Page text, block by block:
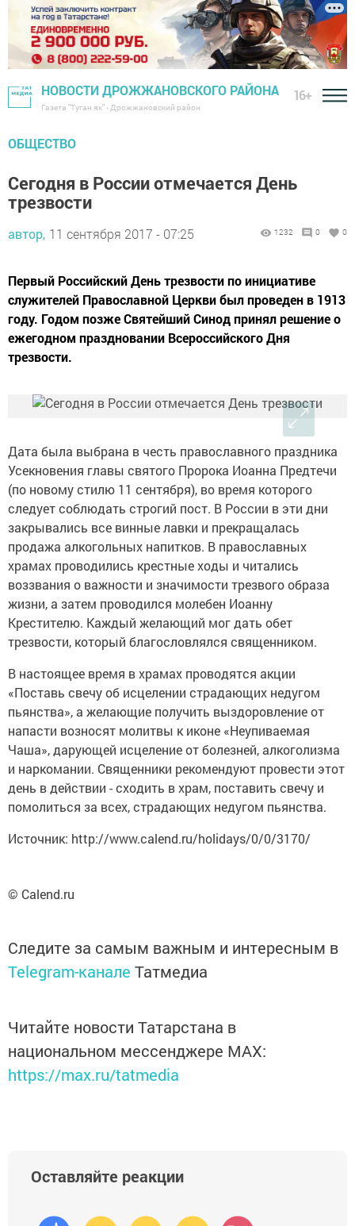
НОВОСТИ ДРОЖЖАНОВСКОГО РАЙОНА
Газета "Туган як" - Дрожжановский район
16+
ОБЩЕСТВО
Сегодня в России отмечается День
трезвости
автор, 11 сентября 2017 - 07:25 1232 0 0
Первый Российский День трезвости по инициативе
служителей Православной Церкви был проведен в 1913
году. Годом позже Святейший Синод принял решение о
ежегодном праздновании Всероссийского Дня
трезвости.
Дата была выбрана в честь православного праздника
Усекновения главы святого Пророка Иоанна Предтечи
(по новому стилю 11 сентября), во время которого
следует соблюдать строгий пост. В России в эти дни
закрывались все винные лавки и прекращалась
продажа алкогольных напитков. В православных
храмах проводились крестные ходы и читались
воззвания о важности и значимости трезвого образа
жизни, а затем проводился молебен Иоанну
Крестителю. Каждый желающий мог дать обет
трезвости, который благословлялся священником.
В настоящее время в храмах проводятся акции
«Поставь свечу об исцелении страдающих недугом
пьянства», а желающие получить выздоровление от
напасти возносят молитвы к иконе «Неупиваемая
Чаша», дарующей исцеление от болезней, алкоголизма
и наркомании. Священники рекомендуют провести этот
день в действии - сходить в храм, поставить свечу и
помолиться за всех, страдающих недугом пьянства.
Источник: http://www.calend.ru/holidays/0/0/3170/
© Calend.ru
Следите за самым важным и интересным в
Telegram-канале Татмедиа
Читайте новости Татарстана в
национальном мессенджере MАХ:
https://max.ru/tatmedia
Оставляйте реакции